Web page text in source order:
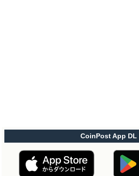
CoinPost App DL